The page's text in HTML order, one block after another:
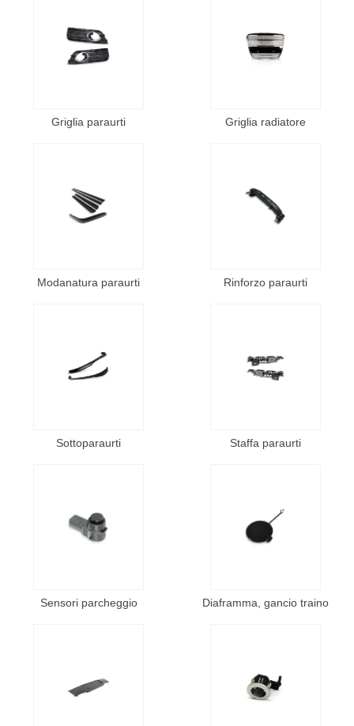
Griglia paraurti Griglia radiatore
Modanatura paraurti Rinforzo paraurti
Sottoparaurti Staffa paraurti
Sensori parcheggio Diaframma, gancio traino